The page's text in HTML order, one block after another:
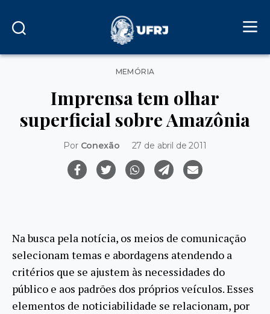
Categorias
MEMÓRIA
Imprensa tem olhar
superficial sobre Amazônia
Por Conexão 27 de abril de 2011
Na busca pela notícia, os meios de comunicação
selecionam temas e abordagens atendendo a
critérios que se ajustem às necessidades do
público e aos padrões dos próprios veículos. Esses
elementos de noticiabilidade se relacionam, por